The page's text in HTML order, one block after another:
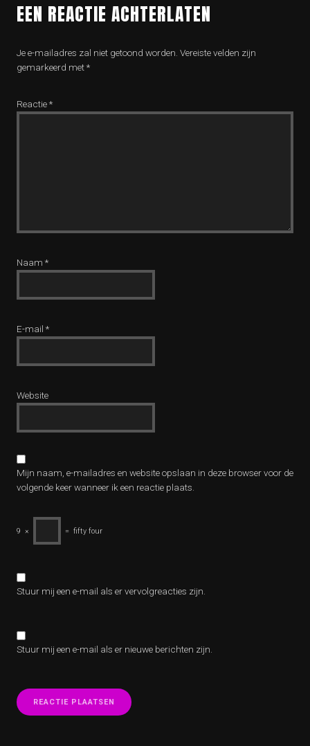
EEN REACTIE ACHTERLATEN
Je e-mailadres zal niet getoond worden. Vereiste velden zijn
gemarkeerd met*
Reactie*
Naam *
E-mail *
Website
Mijn naam, e-mailadres en website opslaan in deze browser voor de
volgende keer wanneer ik een reactie plaats.
9 × = fifty four
Stuur mij een e-mail als er vervolgreacties zijn.
Stuur mij een e-mail als er nieuwe berichten zijn.